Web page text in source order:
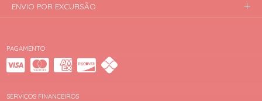
PAGAMENTO
SERVIÇOS FINANCEIROS
ENVIO POR EXCURSÃO